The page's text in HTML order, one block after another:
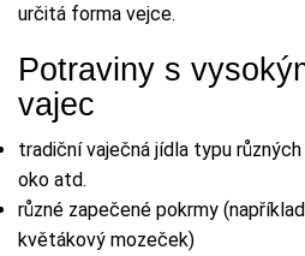
určitá forma vejce.
Potraviny s
vajec
tradiční vaječná jídla typu
oko atd.
různé zapečené pokrmy
květákový mozeček)